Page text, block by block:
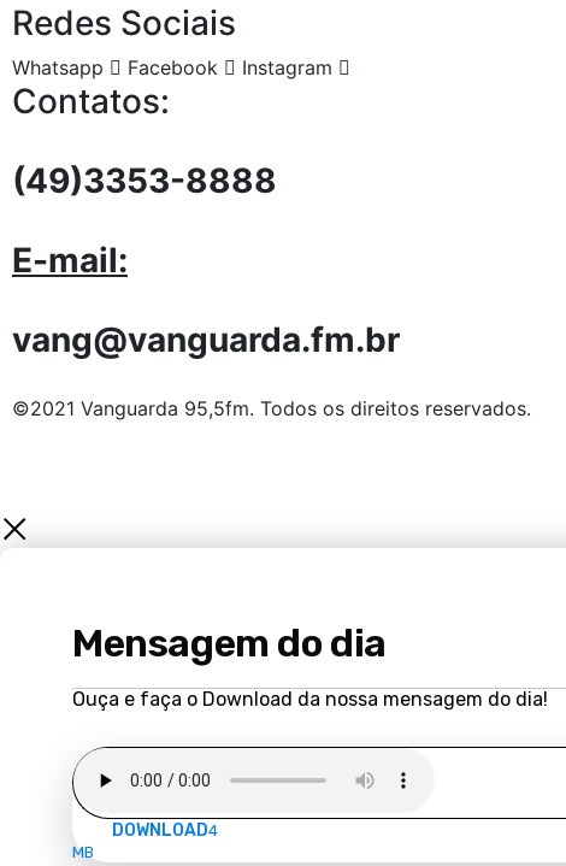
Redes Sociais
Whatsapp Facebook Instagram
Contatos:
(49)3353-8888
E-mail:
vang@vanguarda.fm.br
©2021 Vanguarda 95,5fm. Todos os direitos reservados.
Mensagem do dia
Ouça e faça o Download da nossa mensagem do dia!
DOWNLOAD4
MB